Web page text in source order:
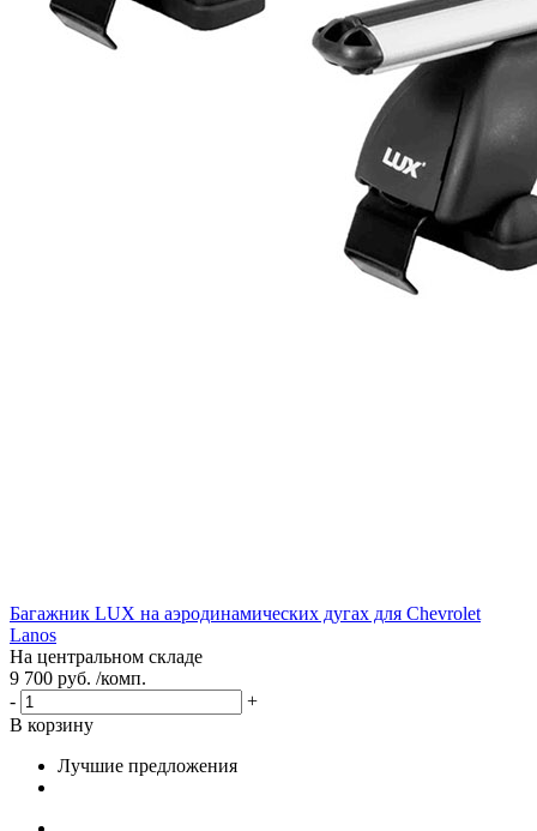
Багажник LUX на аэродинамических дугах для Chevrolet
Lanos
На центральном складе
9 700 руб. /комп.
-
+
В корзину
Лучшие предложения